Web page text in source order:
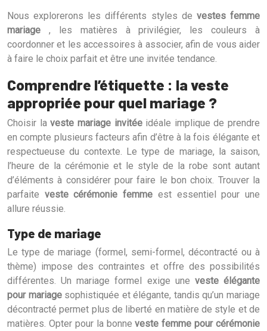
Nous explorerons les différents styles de vestes femme
mariage , les matières à privilégier, les couleurs à
coordonner et les accessoires à associer, afin de vous aider
à faire le choix parfait et être une invitée tendance.
Comprendre l’étiquette : la veste
appropriée pour quel mariage ?
Choisir laveste mariage invitée idéale implique de prendre
en compte plusieurs facteurs afin d’être à la fois élégante et
respectueuse du contexte. Le type de mariage, la saison,
l’heure de la cérémonie et le style de la robe sont autant
d’éléments à considérer pour faire le bon choix. Trouver la
parfaite veste cérémonie femme est essentiel pour une
allure réussie.
Type de mariage
Le type de mariage (formel, semi-formel, décontracté ou à
thème) impose des contraintes et offre des possibilités
différentes. Un mariage formel exige une veste élégante
pour mariage sophistiquée et élégante, tandis qu’un mariage
décontracté permet plus de liberté en matière de style et de
matières. Opter pour la bonneveste femme pour cérémonie